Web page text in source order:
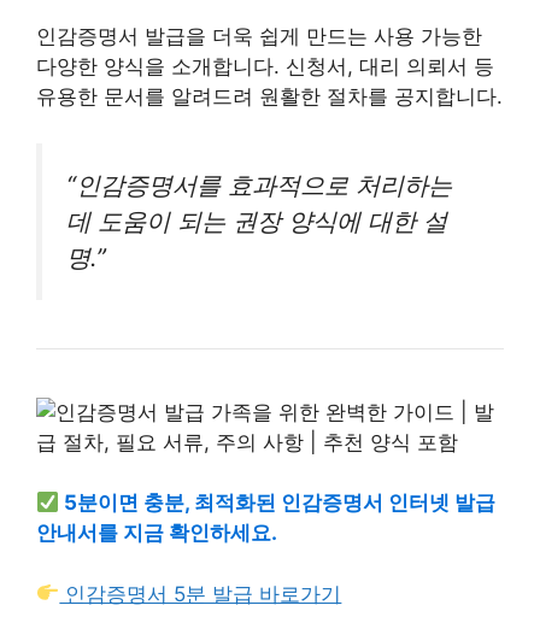
인감증명서 발급을 더욱 쉽게 만드는 사용 가능한
다양한 양식을 소개합니다. 신청서, 대리 의뢰서 등
유용한 문서를 알려드려 원활한 절차를 공지합니다.
“인감증명서를 효과적으로 처리하는
데 도움이 되는 권장 양식에 대한 설
명.”
5분이면 충분, 최적화된 인감증명서 인터넷 발급
안내서를 지금 확인하세요.
인감증명서 5분 발급 바로가기